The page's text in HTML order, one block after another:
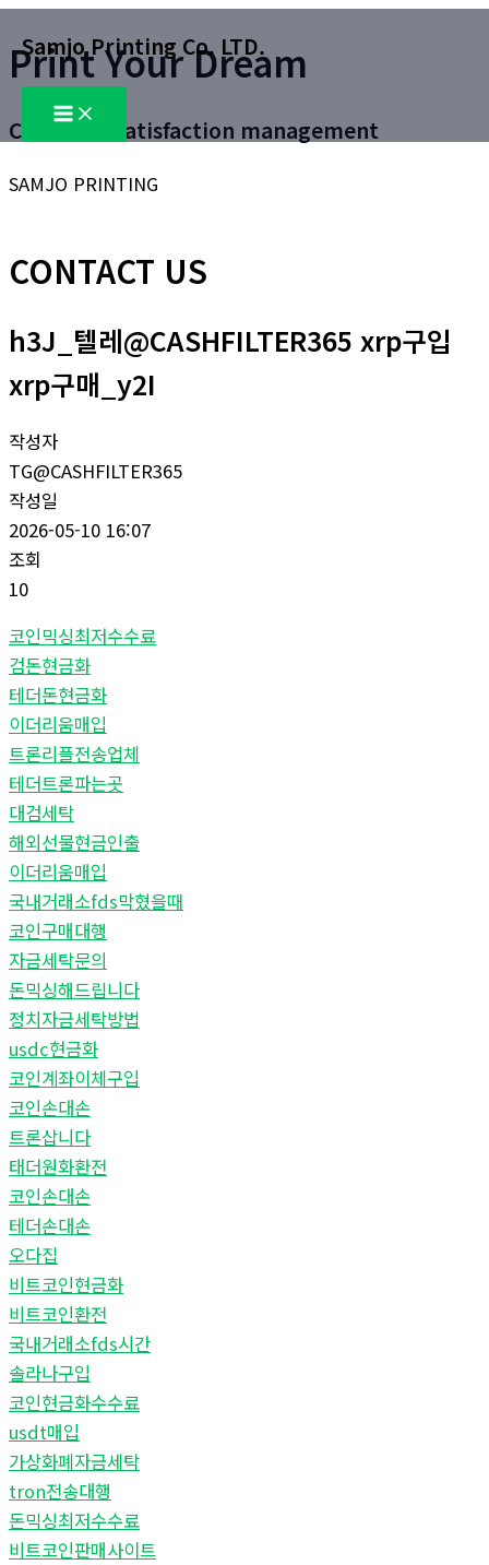
텐
츠
건
뛰
Samjo Printing Co. LTD.
Main
Menu
Print Your Dream
Customer satisfaction management
SAMJO PRINTING
CONTACT US
h3J_텔레@CASHFILTER365 xrp구입
xrp구매_y2I
작성자
TG@CASHFILTER365
작성일
2026-05-10 16:07
조회
10
코인믹싱최저수수료
검돈현금화
테더돈현금화
이더리움매입
트론리플전송업체
테더트론파는곳
대검세탁
해외선물현금인출
이더리움매입
국내거래소fds막혔을때
코인구매대행
자금세탁문의
돈믹싱해드립니다
정치자금세탁방법
usdc현금화
코인계좌이체구입
코인손대손
트론삽니다
태더원화환전
코인손대손
테더손대손
오다집
비트코인현금화
비트코인환전
국내거래소fds시간
솔라나구입
코인현금화수수료
usdt매입
가상화폐자금세탁
tron전송대행
돈믹싱최저수수료
비트코인판매사이트